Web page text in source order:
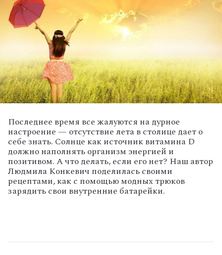
Последнее время все жалуются на дурное
настроение — отсутствие лета в столице дает о
себе знать. Солнце как источник витамина D
должно наполнять организм энергией и
позитивом. А что делать, если его нет? Наш автор
Людмила Конкевич поделилась своими
рецептами, как с помощью модных трюков
зарядить свои внутренние батарейки.